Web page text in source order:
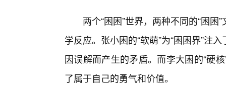
两个“困困”世界，两种不同的“困
学反应。张小困的“软萌”为“困困界”注
因误解而产生的矛盾。而李大困的“硬
了属于自己的勇气和价值。